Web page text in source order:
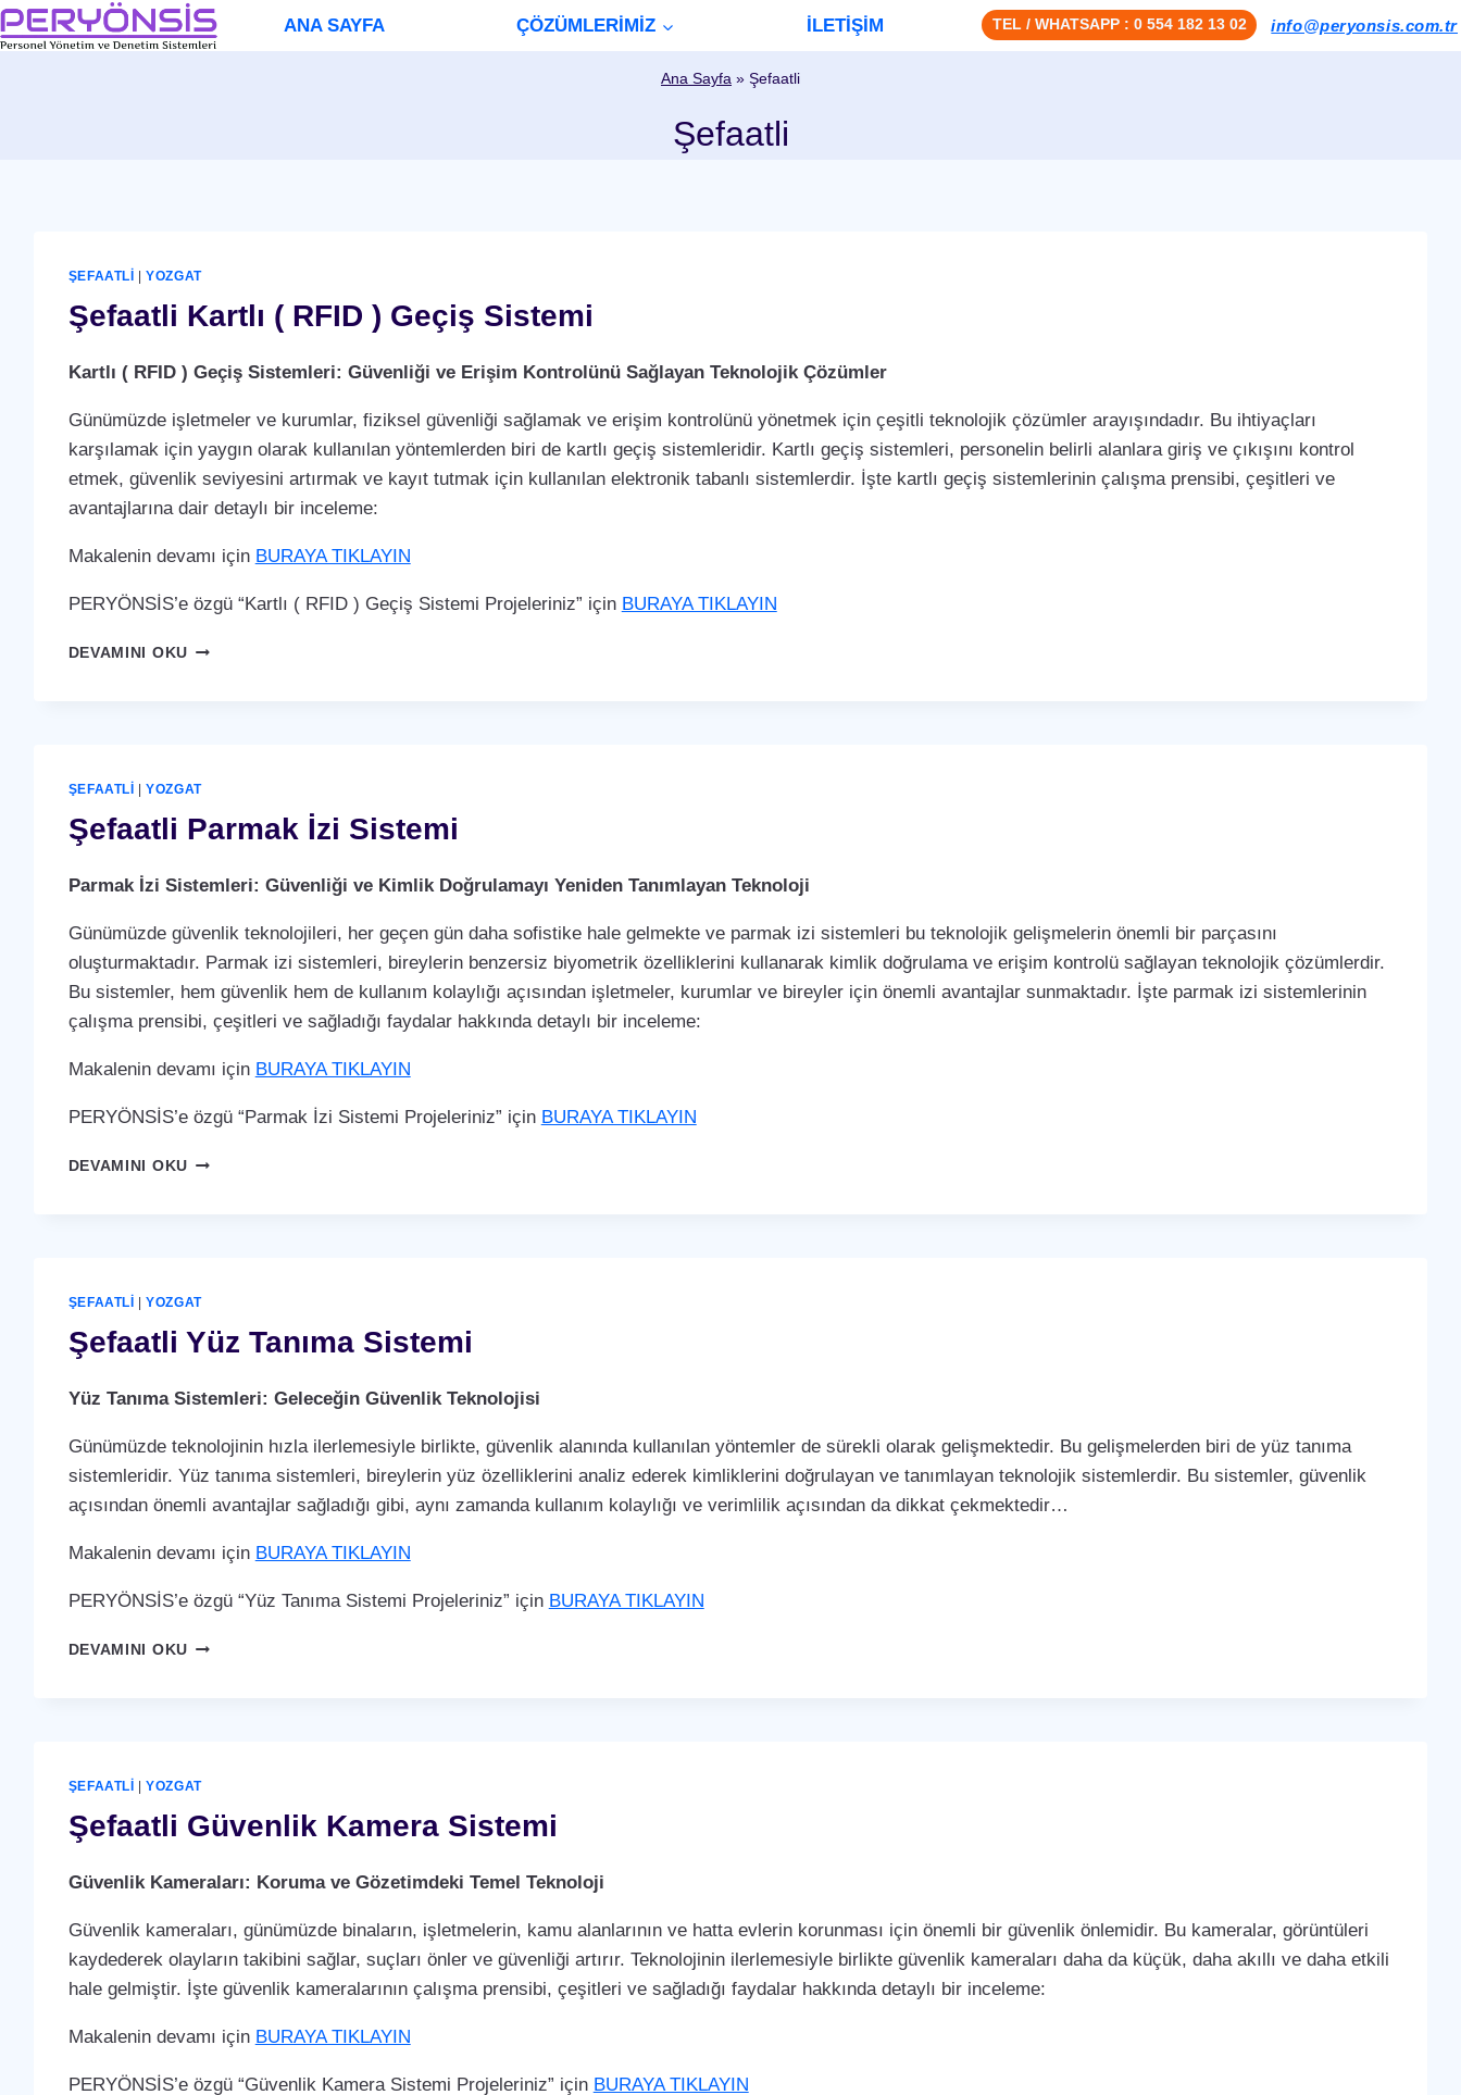
Skip
to
ANA SAYFA ÇÖZÜMLERİMİZ İLETİŞİM TEL / WHATSAPP : 0 554 182 13 02 info@peryonsis.com.tr
Ana Sayfa » Şefaatli
Şefaatli
ŞEFAATLI |YOZGAT
Şefaatli Kartlı ( RFID ) Geçiş Sistemi
Kartlı ( RFID ) Geçiş Sistemleri: Güvenliği ve Erişim Kontrolünü Sağlayan Teknolojik Çözümler
Günümüzde işletmeler ve kurumlar, fiziksel güvenliği sağlamak ve erişim kontrolünü yönetmek için çeşitli teknolojik çözümler arayışındadır. Bu ihtiyaçları
karşılamak için yaygın olarak kullanılan yöntemlerden biri de kartlı geçiş sistemleridir. Kartlı geçiş sistemleri, personelin belirli alanlara giriş ve çıkışını kontrol
etmek, güvenlik seviyesini artırmak ve kayıt tutmak için kullanılan elektronik tabanlı sistemlerdir. İşte kartlı geçiş sistemlerinin çalışma prensibi, çeşitleri ve
avantajlarına dair detaylı bir inceleme:
Makalenin devamı için BURAYA TIKLAYIN
PERYÖNSİS’e özgü “Kartlı ( RFID ) Geçiş Sistemi Projeleriniz” için BURAYA TIKLAYIN
DEVAMINI OKUŞEFAATLI
SISTEMI
ŞEFAATLI |YOZGAT
Şefaatli Parmak İzi Sistemi
Parmak İzi Sistemleri: Güvenliği ve Kimlik Doğrulamayı Yeniden Tanımlayan Teknoloji
Günümüzde güvenlik teknolojileri, her geçen gün daha sofistike hale gelmekte ve parmak izi sistemleri bu teknolojik gelişmelerin önemli bir parçasını
oluşturmaktadır. Parmak izi sistemleri, bireylerin benzersiz biyometrik özelliklerini kullanarak kimlik doğrulama ve erişim kontrolü sağlayan teknolojik çözümlerdir.
Bu sistemler, hem güvenlik hem de kullanım kolaylığı açısından işletmeler, kurumlar ve bireyler için önemli avantajlar sunmaktadır. İşte parmak izi sistemlerinin
çalışma prensibi, çeşitleri ve sağladığı faydalar hakkında detaylı bir inceleme:
Makalenin devamı için BURAYA TIKLAYIN
PERYÖNSİS’e özgü “Parmak İzi Sistemi Projeleriniz” için BURAYA TIKLAYIN
DEVAMINI OKUŞEFAATLI
ŞEFAATLI |YOZGAT
Şefaatli Yüz Tanıma Sistemi
Yüz Tanıma Sistemleri: Geleceğin Güvenlik Teknolojisi
Günümüzde teknolojinin hızla ilerlemesiyle birlikte, güvenlik alanında kullanılan yöntemler de sürekli olarak gelişmektedir. Bu gelişmelerden biri de yüz tanıma
sistemleridir. Yüz tanıma sistemleri, bireylerin yüz özelliklerini analiz ederek kimliklerini doğrulayan ve tanımlayan teknolojik sistemlerdir. Bu sistemler, güvenlik
açısından önemli avantajlar sağladığı gibi, aynı zamanda kullanım kolaylığı ve verimlilik açısından da dikkat çekmektedir…
Makalenin devamı için BURAYA TIKLAYIN
PERYÖNSİS’e özgü “Yüz Tanıma Sistemi Projeleriniz” için BURAYA TIKLAYIN
DEVAMINI OKUŞEFAATLI
ŞEFAATLI |YOZGAT
Şefaatli Güvenlik Kamera Sistemi
Güvenlik Kameraları: Koruma ve Gözetimdeki Temel Teknoloji
Güvenlik kameraları, günümüzde binaların, işletmelerin, kamu alanlarının ve hatta evlerin korunması için önemli bir güvenlik önlemidir. Bu kameralar, görüntüleri
kaydederek olayların takibini sağlar, suçları önler ve güvenliği artırır. Teknolojinin ilerlemesiyle birlikte güvenlik kameraları daha da küçük, daha akıllı ve daha etkili
hale gelmiştir. İşte güvenlik kameralarının çalışma prensibi, çeşitleri ve sağladığı faydalar hakkında detaylı bir inceleme:
Makalenin devamı için BURAYA TIKLAYIN
PERYÖNSİS’e özgü “Güvenlik Kamera Sistemi Projeleriniz” için BURAYA TIKLAYIN